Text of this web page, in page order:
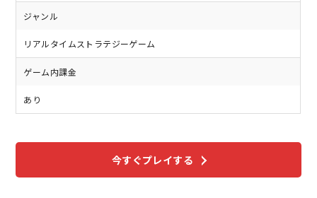
ジャンル
リアルタイムストラテジーゲーム
ゲーム内課金
あり
今すぐプレイする